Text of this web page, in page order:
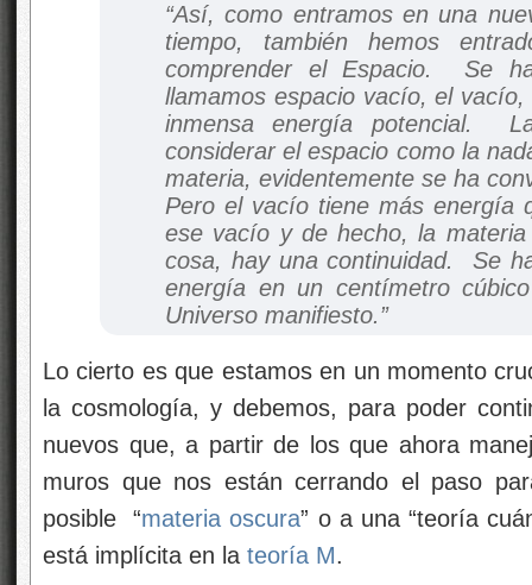
“Así, como entramos en una
tiempo, también hemos
comprender el Espacio. Se
llamamos espacio vacío, el
inmensa energía potencial.
considerar el espacio como la
materia, evidentemente se ha
Pero el vacío tiene más energía
ese vacío y de hecho, la
cosa, hay una continuidad. Se
energía en un centímetro
Universo manifiesto.”
Lo cierto es que estamos en un momento
la cosmología, y debemos, para poder
nuevos que, a partir de los que ahora
muros que nos están cerrando el paso
posible “materia oscura” o a una “teoría
está implícita en la teoría M.